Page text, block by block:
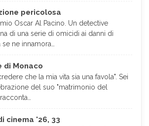
pericolosa
Oscar Al Pacino. Un detective
di una serie di omicidi ai danni di
ne innamora…
di Monaco
che la mia vita sia una favola". Sei
del suo "matrimonio del
cinema '26, 33